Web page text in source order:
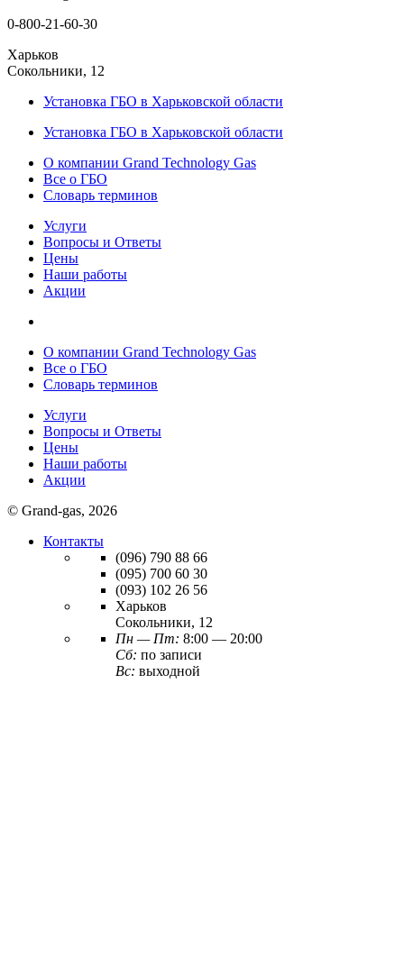
0-800-21-60-30
Харьков
Сокольники, 12
Установка ГБО в Харьковской области
Установка ГБО в Харьковской области
О компании Grand Technology Gas
Все о ГБО
Словарь терминов
Услуги
Вопросы и Ответы
Цены
Наши работы
Акции
О компании Grand Technology Gas
Все о ГБО
Словарь терминов
Услуги
Вопросы и Ответы
Цены
Наши работы
Акции
© Grand-gas, 2026
Контакты
(096) 790 88 66
(095) 700 60 30
(093) 102 26 56
Харьков
Сокольники, 12
Пн — Пт: 8:00 — 20:00
Сб: по записи
Вс: выходной